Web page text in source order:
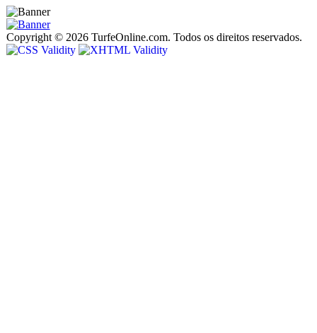
Copyright © 2026 TurfeOnline.com. Todos os direitos reservados.